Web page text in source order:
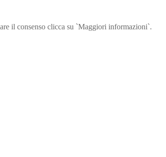
il consenso clicca su `Maggiori informazioni`.